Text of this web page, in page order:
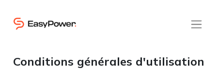
Conditions générales d'utilisation